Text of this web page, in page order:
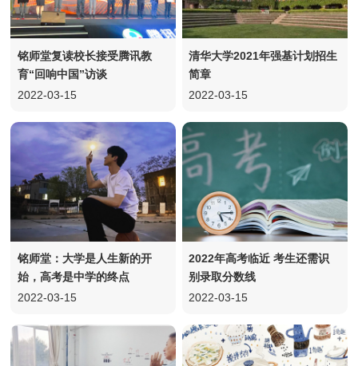
铭师堂复读校长接受腾讯教
育“回响中国”访谈
2022-03-15
清华大学2021年强基计划招生
简章
2022-03-15
铭师堂：大学是人生新的开
始，高考是中学的终点
2022-03-15
2022年高考临近 考生还需识
别录取分数线
2022-03-15